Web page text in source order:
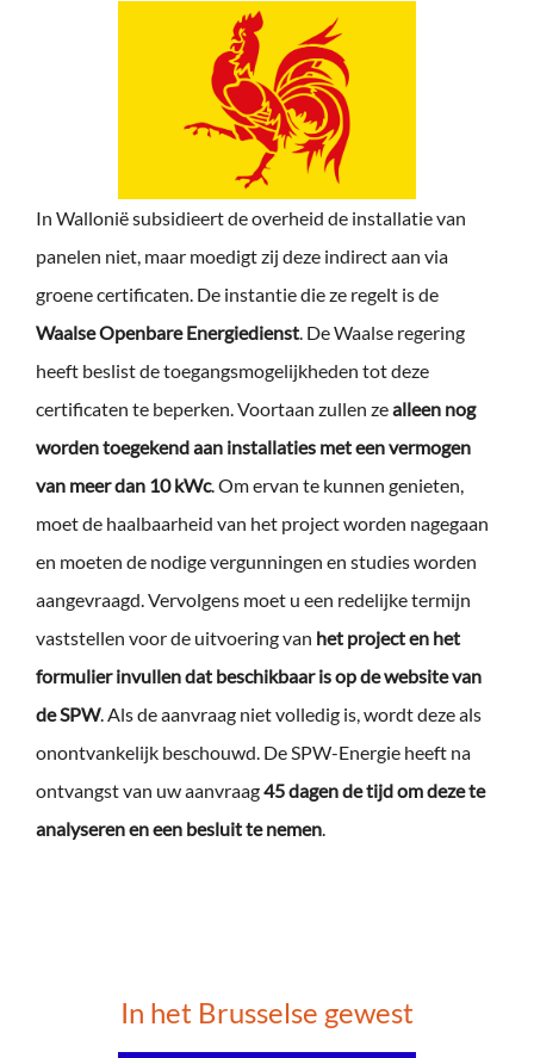
In Wallonië subsidieert de overheid de installatie van
panelen niet, maar moedigt zij deze indirect aan via
groene certificaten. De instantie die ze regelt is de
Waalse Openbare Energiedienst. De Waalse regering
heeft beslist de toegangsmogelijkheden tot deze
certificaten te beperken. Voortaan zullen zealleen nog
worden toegekend aan installaties met een vermogen
van meer dan 10 kWc. Om ervan te kunnen genieten,
moet de haalbaarheid van het project worden nagegaan
en moeten de nodige vergunningen en studies worden
aangevraagd. Vervolgens moet u een redelijke termijn
vaststellen voor de uitvoering van het project en het
formulier invullen dat beschikbaar is op de website van
de SPW. Als de aanvraag niet volledig is, wordt deze als
onontvankelijk beschouwd. De SPW-Energie heeft na
ontvangst van uw aanvraag45 dagen de tijd om deze te
analyseren en een besluit te nemen.
In het Brusselse gewest